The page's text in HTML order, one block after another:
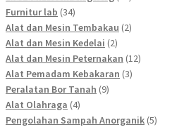
Furnitur lab 3434
products
Alat dan Mesin Tembakau 22
Alat dan Mesin Kedelai 22
products
Alat dan Mesin Peternakan 1212
Alat Pemadam Kebakaran 33
Peralatan Bor Tanah 99
Alat Olahraga 44
products
Pengolahan Sampah Anorganik 55